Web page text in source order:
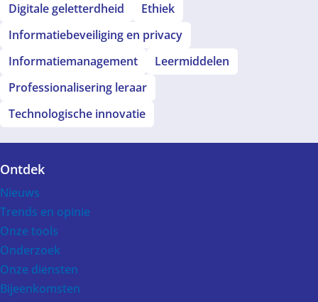
Digitale geletterdheid
Ethiek
Informatiebeveiliging en privacy
Informatiemanagement
Leermiddelen
Professionalisering leraar
Technologische innovatie
Voet
Ontdek
Nieuws
Trends en opinie
Onze tools
Onderzoek
Onze diensten
Bijeenkomsten